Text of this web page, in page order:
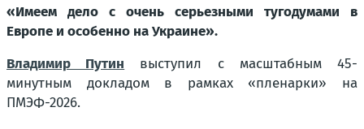
«Имеем дело с очень серьезными тугодумами в
Европе и особенно на Украине».
Владимир Путин выступил с масштабным 45-
минутным докладом в рамках «пленарки» на
ПМЭФ-2026.